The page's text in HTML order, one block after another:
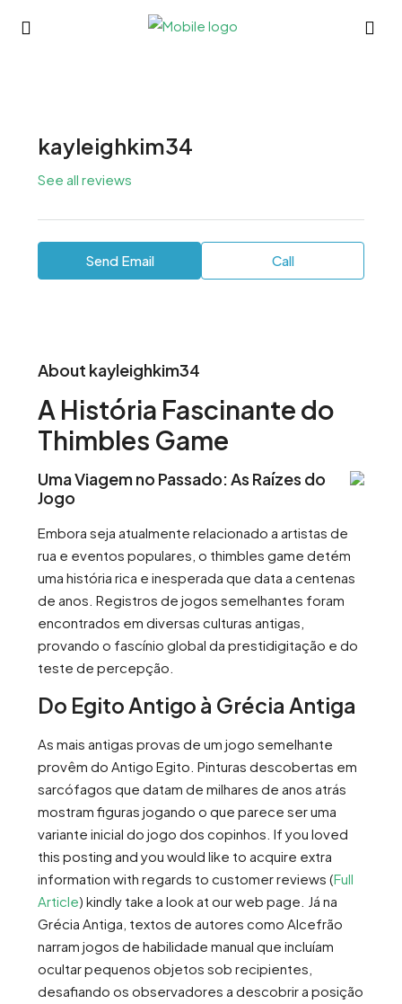
kayleighkim34
See all reviews
Send Email Call
About kayleighkim34
A História Fascinante do
Thimbles Game
Uma Viagem no Passado: As Raízes do
Jogo
Embora seja atualmente relacionado a artistas de
rua e eventos populares, o thimbles game detém
uma história rica e inesperada que data a centenas
de anos. Registros de jogos semelhantes foram
encontrados em diversas culturas antigas,
provando o fascínio global da prestidigitação e do
teste de percepção.
Do Egito Antigo à Grécia Antiga
As mais antigas provas de um jogo semelhante
provêm do Antigo Egito. Pinturas descobertas em
sarcófagos que datam de milhares de anos atrás
mostram figuras jogando o que parece ser uma
variante inicial do jogo dos copinhos. If you loved
this posting and you would like to acquire extra
information with regards to customer reviews (Full
Article) kindly take a look at our web page. Já na
Grécia Antiga, textos de autores como Alcefrão
narram jogos de habilidade manual que incluíam
ocultar pequenos objetos sob recipientes,
desafiando os observadores a descobrir a posição